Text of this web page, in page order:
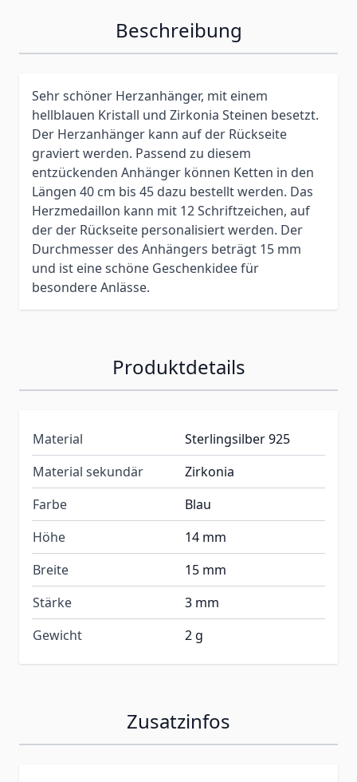
Beschreibung
Sehr schöner Herzanhänger, mit einem
hellblauen Kristall und Zirkonia Steinen besetzt.
Der Herzanhänger kann auf der Rückseite
graviert werden. Passend zu diesem
entzückenden Anhänger können Ketten in den
Längen 40 cm bis 45 dazu bestellt werden. Das
Herzmedaillon kann mit 12 Schriftzeichen, auf
der der Rückseite personalisiert werden. Der
Durchmesser des Anhängers beträgt 15 mm
und ist eine schöne Geschenkidee für
besondere Anlässe.
Produktdetails
Material
Sterlingsilber 925
Material sekundär
Zirkonia
Farbe
Blau
Höhe
14 mm
Breite
15 mm
Stärke
3 mm
Gewicht
2 g
Zusatzinfos